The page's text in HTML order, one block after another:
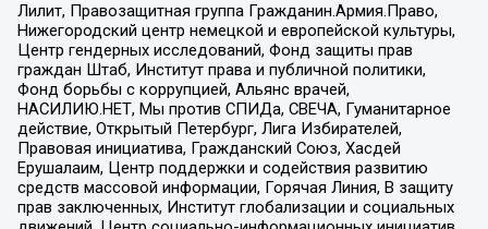
Лилит, Правозащитная группа Гражданин.Армия.Право,
Нижегородский центр немецкой и европейской культуры,
Центр гендерных исследований, Фонд защиты прав
граждан Штаб, Институт права и публичной политики,
Фонд борьбы с коррупцией, Альянс врачей,
НАСИЛИЮ.НЕТ, Мы против СПИДа, СВЕЧА, Гуманитарное
действие, Открытый Петербург, Лига Избирателей,
Правовая инициатива, Гражданский Союз, Хасдей
Ерушалаим, Центр поддержки и содействия развитию
средств массовой информации, Горячая Линия, В защиту
прав заключенных, Институт глобализации и социальных